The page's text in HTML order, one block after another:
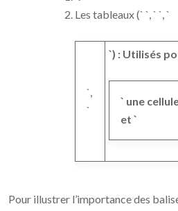
Les tableaux (` `, ` `, `
`,
`
`) : Utilisés
` une
et `
Pour illustrer l’importance des